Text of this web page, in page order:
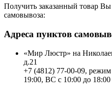
Получить заказанный товар
самовывоза:
Адреса пунктов
«Мир Люстр» на
д.21
+7 (4812) 77-00-09,
19:00, ВС с 10:00 до 18:00